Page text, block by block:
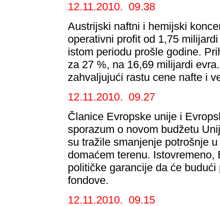
12.11.2010. 09.38
Austrijski naftni i hemijski
operativni profit od 1,75
istom periodu prošle godine.
za 27 %, na 16,69 milijardi
zahvaljujući rastu cene nafte i
12.11.2010. 09.27
Članice Evropske unije i
sporazum o novom budžetu
su tražile smanjenje potrošnje
domaćem terenu.
političke garancije da će
fondove.
12.11.2010. 09.15